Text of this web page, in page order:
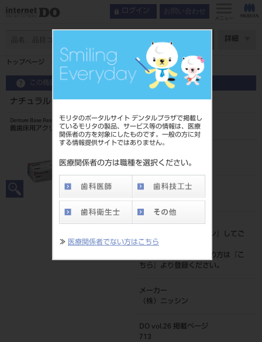
モリタのポータルサイト デンタルプラザで掲載し
ているモリタの製品、サービス等の情報は、医療
関係者の方を対象にしたものです。一般の方に対
する情報提供サイトではありません。
医療関係者の方は職種を選択ください。
≫ 医療関係者でない方はこちら
ログイン お問い合わせ
メニュー
詳細
トップページ ナチュラルレジン 粉 3kg ＃8
この商品に関するお問い合わせ
ナチュラルレジン 粉 3kg ＃8
Denture Base Resin
義歯床用アクリル系レジン
2045106158
JAN/EANコード
標準価格
ログイン
』してご
覧ください。
ネット会員登録がまだの方は『
こ
ちら
』より登録ください。
メーカー
（株）ニッシン
DO vol.26 掲載ページ
713